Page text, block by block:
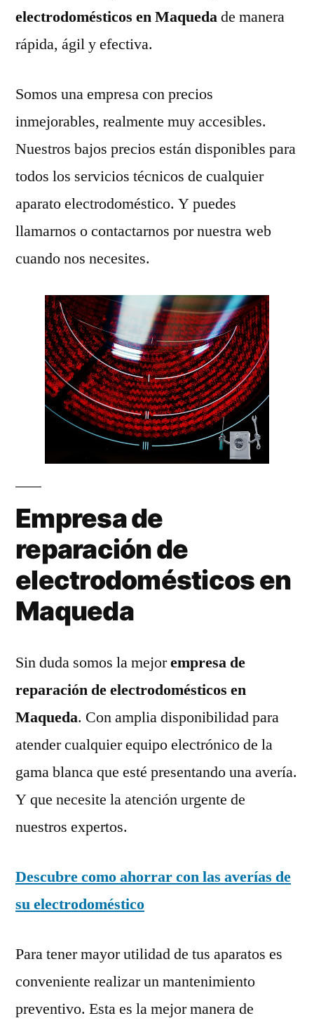
electrodomésticos en Maquedade manera
rápida, ágil y efectiva.
Somos una empresa con precios
inmejorables, realmente muy accesibles.
Nuestros bajos precios están disponibles para
todos los servicios técnicos de cualquier
aparato electrodoméstico. Y puedes
llamarnos o contactarnos por nuestra web
cuando nos necesites.
Empresa de
reparación de
electrodomésticos en
Maqueda
Sin duda somos la mejorempresa de
reparación de electrodomésticos en
Maqueda. Con amplia disponibilidad para
atender cualquier equipo electrónico de la
gama blanca que esté presentando una avería.
Y que necesite la atención urgente de
nuestros expertos.
Descubre como ahorrar con las averías de
su electrodoméstico
Para tener mayor utilidad de tus aparatos es
conveniente realizar un mantenimiento
preventivo. Esta es la mejor manera de